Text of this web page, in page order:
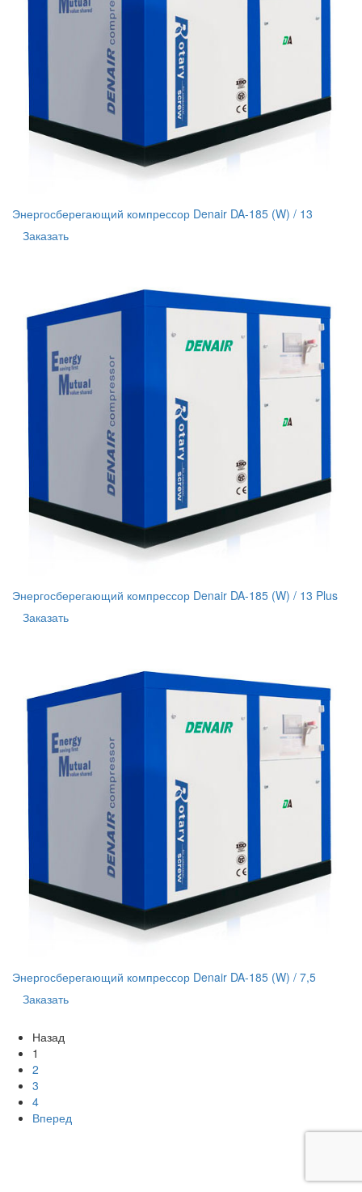
Энергосберегающий компрессор Denair DA-185 (W) / 13
Заказать
Энергосберегающий компрессор Denair DA-185 (W) / 13 Plus
Заказать
Энергосберегающий компрессор Denair DA-185 (W) / 7,5
Заказать
Назад
1
2
3
4
Вперед